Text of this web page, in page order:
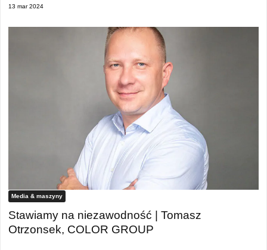
13 mar 2024
Media & maszyny
Stawiamy na niezawodność | Tomasz
Otrzonsek, COLOR GROUP